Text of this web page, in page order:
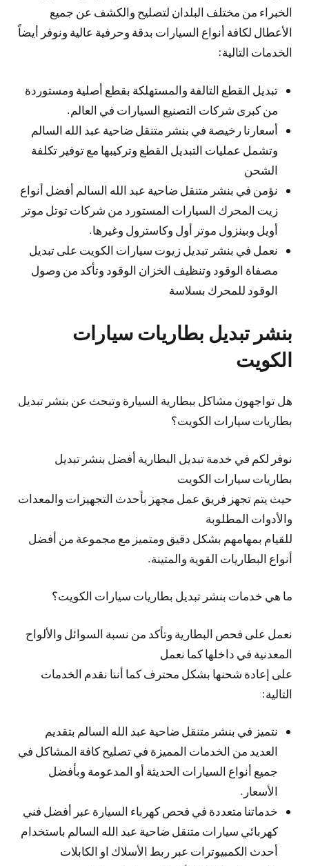
الخبراء من مختلف البلدان لتصليح والكشف عن جميع
الأعطال لكافة أنواع السيارات بدقة وحرفية عالية ونوفر أيضاً
الخدمات التالية:
تبديل القطع التالفة والمستهلكة بقطع أصلية ومستوردة
من كبرى شركات التصنيع السيارات في العالم.
أسعارنا رخيصة في بنشر متنقل ضاحية عبد الله السالم
وتشمل عمليات التبديل القطع وتركيبها مع توفير تكلفة
الشحن
نؤمن في بنشر متنقل ضاحية عبد الله السالم أفضل أنواع
زيت المحرك السيارات المستورد من شركات توتل موتر
أويل وبينزول موتر أول وكاسترول وغيرها.
نعمل في بنشر تبديل زيوت سيارات الكويت على تبديل
مصفاة الوقود وتنظيف الخزان الوقود وتأكد من وصول
الوقود للمحرك بسلاسة
بنشر تبديل بطاريات سيارات
الكويت
هل تواجهون مشاكل ببطارية السيارة وتبحث عن بنشر تبديل
بطاريات سيارات الكويت؟
نوفر لكم في خدمة تبديل البطارية أفضل بنشر تبديل
بطاريات سيارات الكويت
حيث يتم تجهز فريق عمل مجهز بأحدث التجهيزات والمعدات
والأدوات المطلوبة
للقيام بمهامهم بشكل دقيق ومتميز مع مجموعة من أفضل
أنواع البطاريات القوية والمتينة.
ما هي خدمات بنشر تبديل بطاريات سيارات الكويت؟
نعمل على فحص البطارية وتأكد من نسبة السوائل والألواح
المعدنية في داخلها كما نعمل
على إعادة شحنها بشكل محترف كما أننا نقدم الخدمات
التالية:
نتميز في بنشر متنقل ضاحية عبد الله السالم بتقديم
العديد من الخدمات المميزة في تصليح كافة المشاكل في
جميع أنواع السيارات الحديثة أو المدعومة وبأفضل
الأسعار.
خدماتنا متعددة في فحص كهرباء السيارة عبر أفضل فني
كهربائي سيارات متنقل ضاحية عبد الله السالم باستخدام
أحدث الكمبيوترات عبر ربط الأسلاك او الكابلات